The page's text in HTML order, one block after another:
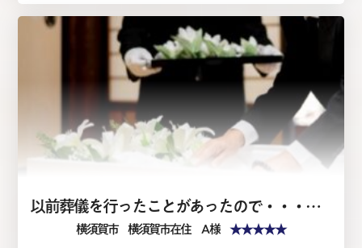
以前葬儀を行ったことがあったので・・・・家族葬1日（仏式）
横須賀市 横須賀市在住 A 様 ★★★★★